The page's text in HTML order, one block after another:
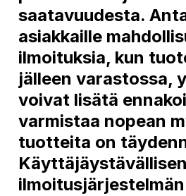
saatavuudesta.
asiakkaille
ilmoituksia, kun
jälleen varastossa,
voivat lisätä
varmistaa nopean
tuotteita on
Käyttäjäystävällisen
ilmoitusjärjestelmän